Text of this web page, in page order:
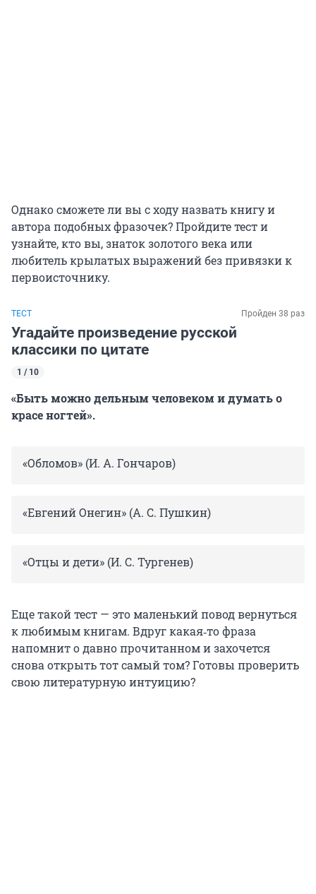
Однако сможете ли вы с ходу назвать книгу и
автора подобных фразочек? Пройдите тест и
узнайте, кто вы, знаток золотого века или
любитель крылатых выражений без привязки к
первоисточнику.
ТЕСТ Пройден 38 раз
Угадайте произведение русской
классики по цитате
1 / 10
«Быть можно дельным человеком и думать о
красе ногтей».
«Обломов» (И. А. Гончаров)
«Евгений Онегин» (А. С. Пушкин)
«Отцы и дети» (И. С. Тургенев)
Еще такой тест — это маленький повод вернуться
к любимым книгам. Вдруг какая‑то фраза
напомнит о давно прочитанном и захочется
снова открыть тот самый том? Готовы проверить
свою литературную интуицию?